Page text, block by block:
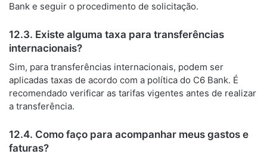
Bank e seguir o procedimento de solicitação.
12.3. Existe alguma taxa para transferências
internacionais?
Sim, para transferências internacionais, podem ser
aplicadas taxas de acordo com a política do C6 Bank. É
recomendado verificar as tarifas vigentes antes de realizar
a transferência.
12.4. Como faço para acompanhar meus gastos e
faturas?